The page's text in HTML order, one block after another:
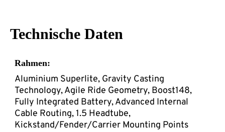
Technische Daten
Rahmen:
Aluminium Superlite, Gravity Casting
Technology, Agile Ride Geometry, Boost148,
Fully Integrated Battery, Advanced Internal
Cable Routing, 1.5 Headtube,
Kickstand/Fender/Carrier Mounting Points